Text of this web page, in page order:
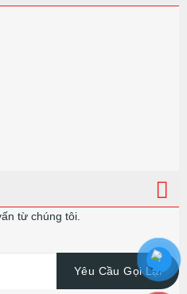
từ chúng tôi.